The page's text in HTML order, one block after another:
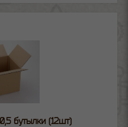
бутылки (12шт)